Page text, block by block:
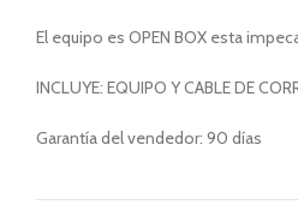
El equipo es OPEN BOX esta
INCLUYE: EQUIPO Y CABLE DE
Garantía del vendedor: 90 días